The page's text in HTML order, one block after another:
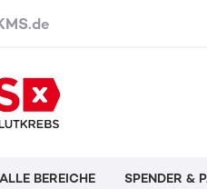
ALLE BEREICHE SPENDER &